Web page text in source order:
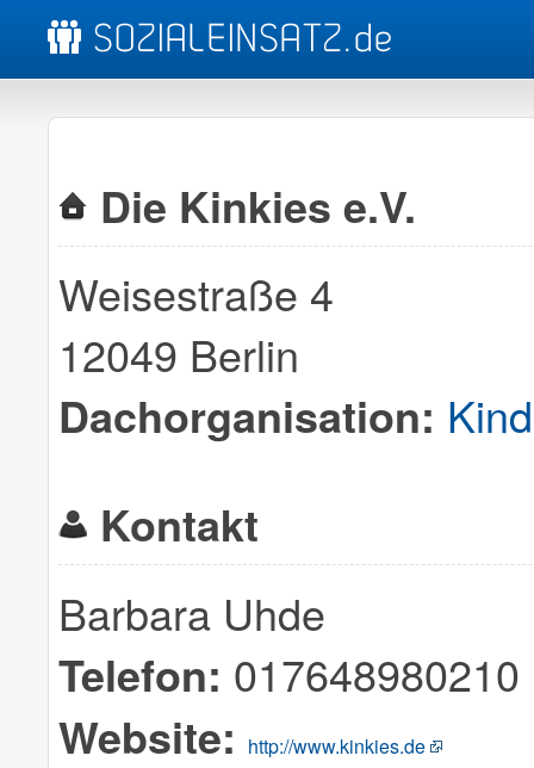
Die Kinkies e.V.
Weisestraße 4
12049 Berlin
Dachorganisation:
Kontakt
Barbara Uhde
Telefon: 017648980210
Website:
http://www.kinkies.de